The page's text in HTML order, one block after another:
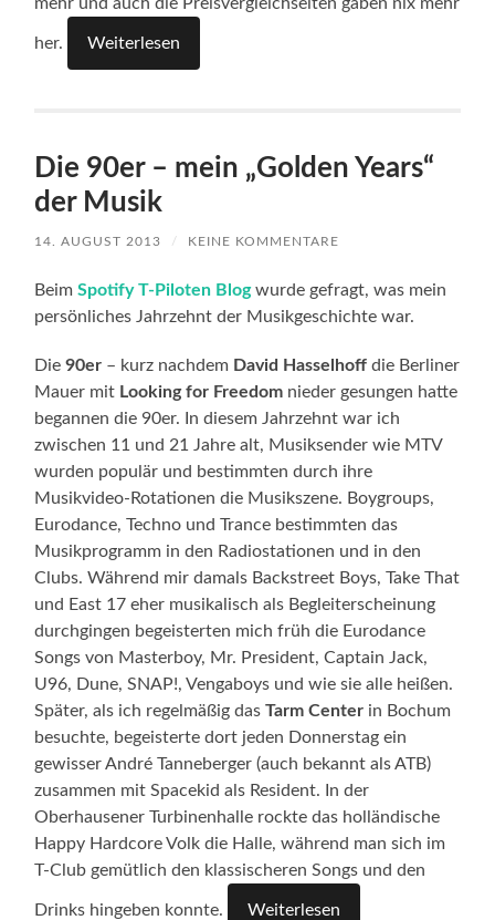
her. Weiterlesen
Die 90er – mein „Golden Years“
der Musik
14. AUGUST 2013 / KEINE KOMMENTARE
BeimSpotify T-Piloten Blogwurde gefragt, was mein
persönliches Jahrzehnt der Musikgeschichte war.
Die90er – kurz nachdem David Hasselhoff die Berliner
Mauer mit Looking for Freedom nieder gesungen hatte
begannen die 90er. In diesem Jahrzehnt war ich
zwischen 11 und 21 Jahre alt, Musiksender wie MTV
wurden populär und bestimmten durch ihre
Musikvideo-Rotationen die Musikszene. Boygroups,
Eurodance, Techno und Trance bestimmten das
Musikprogramm in den Radiostationen und in den
Clubs. Während mir damals Backstreet Boys, Take That
und East 17 eher musikalisch als Begleiterscheinung
durchgingen begeisterten mich früh die Eurodance
Songs von Masterboy, Mr. President, Captain Jack,
U96, Dune, SNAP!, Vengaboys und wie sie alle heißen.
Später, als ich regelmäßig dasTarm Center in Bochum
besuchte, begeisterte dort jeden Donnerstag ein
gewisser André Tanneberger (auch bekannt als ATB)
zusammen mit Spacekid als Resident. In der
Oberhausener Turbinenhalle rockte das holländische
Happy Hardcore Volk die Halle, während man sich im
T-Club gemütlich den klassischeren Songs und den
Drinks hingeben konnte. Weiterlesen